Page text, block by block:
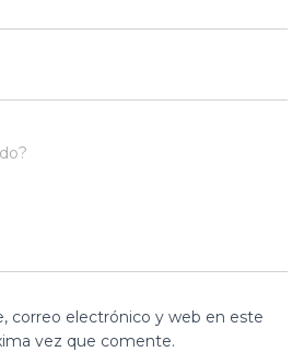
correo electrónico y web en este
vez que comente.